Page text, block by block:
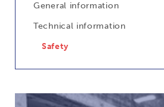
General information
Technical information
Safety